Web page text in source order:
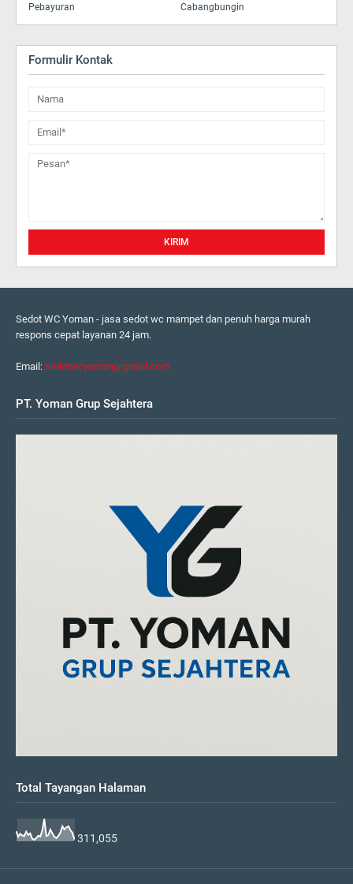
Pebayuran Cabangbungin
Formulir Kontak
Sedot WC Yoman - jasa sedot wc mampet dan penuh harga murah
respons cepat layanan 24 jam.
Email: sedotwcyoman@gmail.com
PT. Yoman Grup Sejahtera
Total Tayangan Halaman
311,055